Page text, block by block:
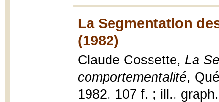
La Segmentation
(1982)
Claude Cossette, La
comportementalité,
1982, 107 f. ; ill.,